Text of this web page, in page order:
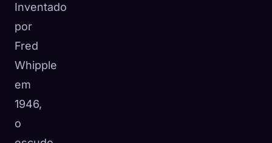
Inventado
por
Fred
Whipple
em
1946,
o